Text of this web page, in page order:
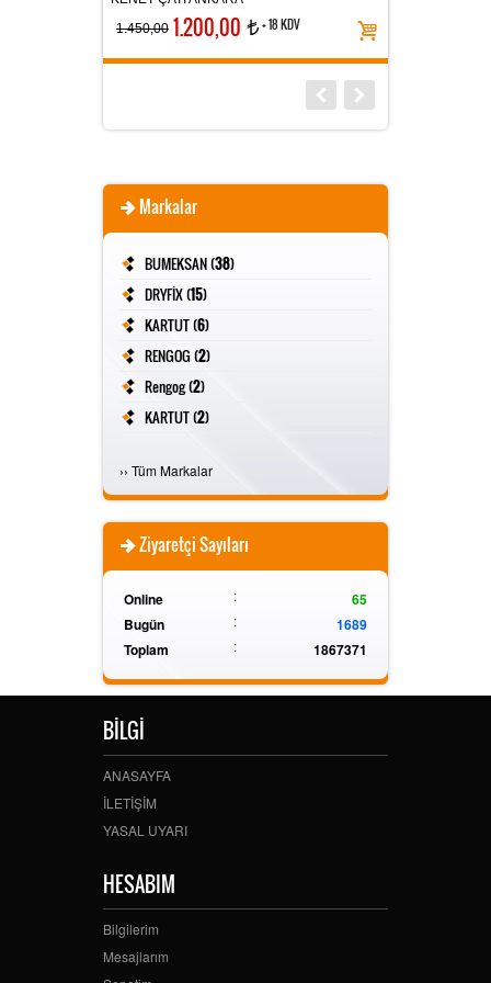
1.450,00 1.200,00 t + 18 KDV
Markalar
BUMEKSAN (38)
DRYFİX (15)
KARTUT (6)
RENGOG (2)
Rengog (2)
KARTUT (2)
›› Tüm Markalar
Ziyaretçi Sayıları
Online :
65
Bugün
:
1689
Toplam
: 1867371
BİLGİ
ANASAYFA
İLETİŞİM
YASAL UYARI
HESABIM
Bilgilerim
Mesajlarım